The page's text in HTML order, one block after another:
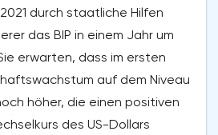
durch staatliche Hilfen
das BIP in einem Jahr um
erwarten, dass im ersten
auf dem Niveau
höher, die einen positiven
des US-Dollars